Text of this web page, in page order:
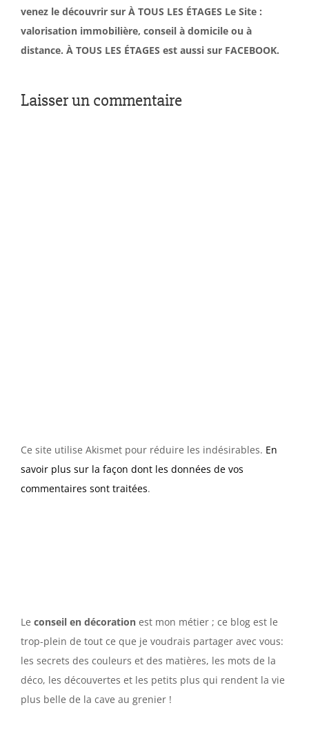
venez le découvrir sur À TOUS LES ÉTAGES Le Site :
valorisation immobilière, conseil à domicile ou à
distance. À TOUS LES ÉTAGES est aussi sur FACEBOOK.
Laisser un commentaire
Ce site utilise Akismet pour réduire les indésirables. En
savoir plus sur la façon dont les données de vos
commentaires sont traitées.
Le conseil en décoration est mon métier ; ce blog est le
trop-plein de tout ce que je voudrais partager avec vous:
les secrets des couleurs et des matières, les mots de la
déco, les découvertes et les petits plus qui rendent la vie
plus belle de la cave au grenier !